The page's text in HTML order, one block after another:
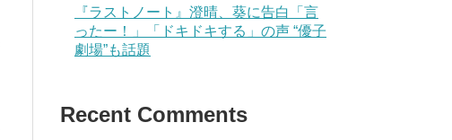
『ラストノート』澄晴、葵に告白「言
ったー！」「ドキドキする」の声 “優子
劇場”も話題
Recent Comments